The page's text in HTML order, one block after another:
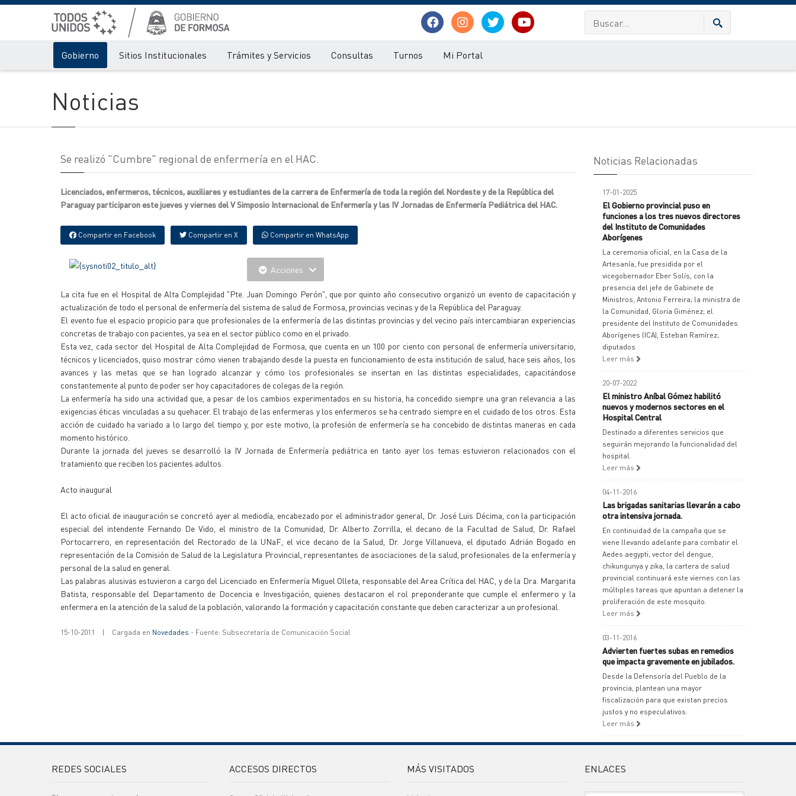
Gobierno Sitios Institucionales Trámites y Servicios Consultas Turnos Mi Portal
Noticias
Se realizó "Cumbre" regional de enfermería en el HAC.
Licenciados, enfermeros, técnicos, auxiliares y estudiantes de la carrera de Enfermería de toda la región del Nordeste y de la República del
Paraguay participaron este jueves y viernes del V Simposio Internacional de Enfermería y las IV Jornadas de Enfermería Pediátrica del HAC.
Compartir en Facebook Compartir en X Compartir en WhatsApp
Acciones
La cita fue en el Hospital de Alta Complejidad "Pte. Juan Domingo Perón", que por quinto año consecutivo organizó un evento de capacitación y
actualización de todo el personal de enfermería del sistema de salud de Formosa, provincias vecinas y de la República del Paraguay.
El evento fue el espacio propicio para que profesionales de la enfermería de las distintas provincias y del vecino país intercambiaran experiencias
concretas de trabajo con pacientes, ya sea en el sector público como en el privado.
Esta vez, cada sector del Hospital de Alta Complejidad de Formosa, que cuenta en un 100 por ciento con personal de enfermería universitario,
técnicos y licenciados, quiso mostrar cómo vienen trabajando desde la puesta en funcionamiento de esta institución de salud, hace seis años, los
avances y las metas que se han logrado alcanzar y cómo los profesionales se insertan en las distintas especialidades, capacitándose
constantemente al punto de poder ser hoy capacitadores de colegas de la región.
La enfermería ha sido una actividad que, a pesar de los cambios experimentados en su historia, ha concedido siempre una gran relevancia a las
exigencias éticas vinculadas a su quehacer. El trabajo de las enfermeras y los enfermeros se ha centrado siempre en el cuidado de los otros. Esta
acción de cuidado ha variado a lo largo del tiempo y, por este motivo, la profesión de enfermería se ha concebido de distintas maneras en cada
momento histórico.
Durante la jornada del jueves se desarrolló la IV Jornada de Enfermería pediátrica en tanto ayer los temas estuvieron relacionados con el
tratamiento que reciben los pacientes adultos.
Acto inaugural
El acto oficial de inauguración se concretó ayer al mediodía, encabezado por el administrador general, Dr. José Luis Décima, con la participación
especial del intendente Fernando De Vido, el ministro de la Comunidad, Dr. Alberto Zorrilla, el decano de la Facultad de Salud, Dr. Rafael
Portocarrero, en representación del Rectorado de la UNaF, el vice decano de la Salud, Dr. Jorge Villanueva, el diputado Adrián Bogado en
representación de la Comisión de Salud de la Legislatura Provincial, representantes de asociaciones de la salud, profesionales de la enfermería y
personal de la salud en general.
Las palabras alusivas estuvieron a cargo del Licenciado en Enfermería Miguel Olleta, responsable del Area Crítica del HAC, y de la Dra. Margarita
Batista, responsable del Departamento de Docencia e Investigación, quienes destacaron el rol preponderante que cumple el enfermero y la
enfermera en la atención de la salud de la población, valorando la formación y capacitación constante que deben caracterizar a un profesional.
15-10-2011 | Cargada en Novedades - Fuente: Subsecretaría de Comunicación Social
Noticias Relacionadas
17-01-2025
El Gobierno provincial puso en
funciones a los tres nuevos directores
del Instituto de Comunidades
Aborígenes
La ceremonia oficial, en la Casa de la
Artesanía, fue presidida por el
vicegobernador Eber Solís, con la
presencia del jefe de Gabinete de
Ministros, Antonio Ferreira; la ministra de
la Comunidad, Gloria Giménez; el
presidente del Instituto de Comunidades
Aborígenes (ICA), Esteban Ramírez;
diputados
Leer más
20-07-2022
El ministro Aníbal Gómez habilitó
nuevos y modernos sectores en el
Hospital Central
Destinado a diferentes servicios que
seguirán mejorando la funcionalidad del
hospital.
Leer más
04-11-2016
Las brigadas sanitarias llevarán a cabo
otra intensiva jornada.
En continuidad de la campaña que se
viene llevando adelante para combatir el
Aedes aegypti, vector del dengue,
chikungunya y zika, la cartera de salud
provincial continuará este viernes con las
múltiples tareas que apuntan a detener la
proliferación de este mosquito.
Leer más
03-11-2016
Advierten fuertes subas en remedios
que impacta gravemente en jubilados.
Desde la Defensoría del Pueblo de la
provincia, plantean una mayor
fiscalización para que existan precios
justos y no especulativos.
Leer más
REDES SOCIALES ACCESOS DIRECTOS MÁS VISITADOS ENLACES